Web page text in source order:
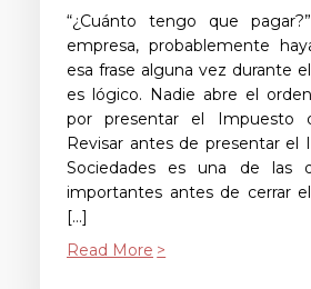
“¿Cuánto tengo que
empresa, probablemente
esa frase alguna vez durante
es lógico. Nadie abre el
por presentar el Impuesto
Revisar antes de presentar el
Sociedades es una de las
importantes antes de cerrar
[…]
Read More